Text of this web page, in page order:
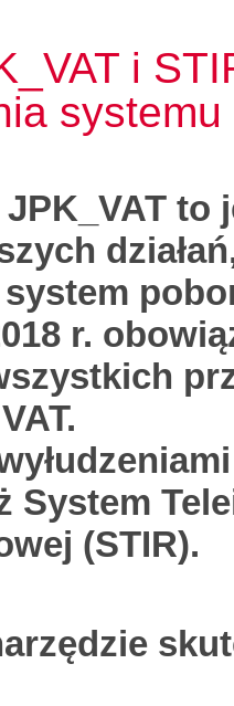
i
to
r.
System
(STIR).